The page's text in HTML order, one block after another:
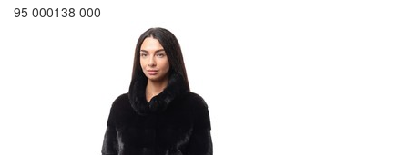
95 000138 000